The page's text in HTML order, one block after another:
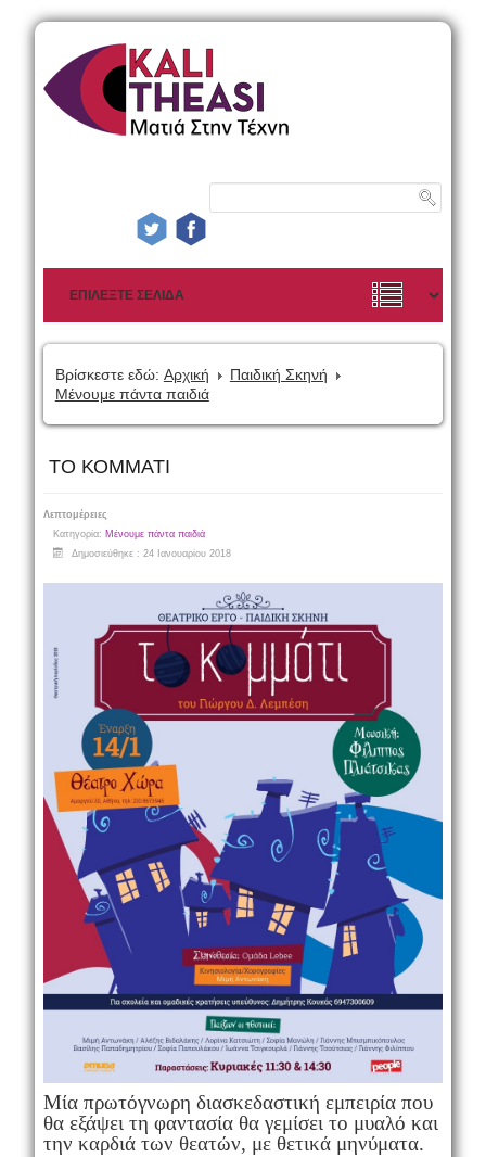
Βρίσκεστε εδώ: Αρχική
Παιδική Σκηνή
Μένουμε πάντα παιδιά
ΤΟ ΚΟΜΜΑΤΙ
Λεπτομέρειες
Κατηγορία: Μένουμε πάντα παιδιά
Δημοσιεύθηκε : 24 Ιανουαρίου 2018
Μία πρωτόγνωρη διασκεδαστική εμπειρία που
θα εξάψει τη φαντασία θα γεμίσει το μυαλό και
την καρδιά των θεατών, με θετικά μηνύματα.